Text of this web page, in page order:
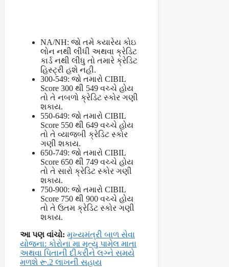
NA/NH: જો તમે કયારેય કોઇ
લોન નથી લીધી અથવા ક્રેડિટ
કાર્ડ નથી લીધુ તો તમારે ક્રેડિટ
હિસ્ટ્રી હશે નહી.
300-549: જો તમારો CIBIL
Score 300 થી 549 વચ્ચે હોય
તો તે નબળો ક્રેડિટ સ્કોર ગણી
શકાય.
550-649: જો તમારો CIBIL
Score 550 થી 649 વચ્ચે હોય
તો તે વ્યાજબી ક્રેડિટ સ્કોર
ગણી શકાય.
650-749: જો તમારો CIBIL
Score 650 થી 749 વચ્ચે હોય
તો તે સારો ક્રેડિટ સ્કોર ગણી
શકાય.
750-900: જો તમારો CIBIL
Score 750 થી 900 વચ્ચે હોય
તો તે ઉતમ ક્રેડિટ સ્કોર ગણી
શકાય.
આ પણ વાંચો: મુખ્યમંત્રી બાળ સેવા
યોજના: કોરોના મા મૃત્યુ પામેલ માતા
અથવા પિતાની દીકરીને લગ્ને સમયે
મળશે રૂ.2 લાખની સહાય